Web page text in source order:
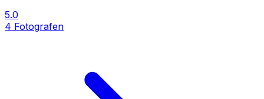
5.0
4 Fotografen